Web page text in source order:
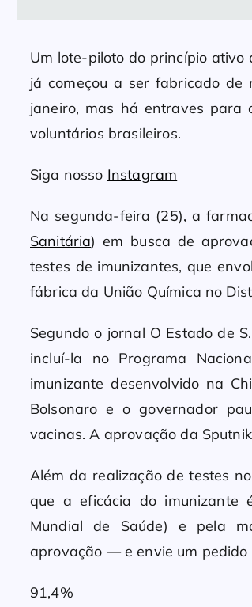
Um lote-piloto do princípio ativo
já começou a ser fabricado de
janeiro, mas há entraves para
voluntários brasileiros.
Siga nosso Instagram
Na segunda-feira (25), a
Sanitária) em busca de
testes de imunizantes, que
fábrica da União Química no
Segundo o jornal O Estado de
incluí-la no Programa
imunizante desenvolvido na
Bolsonaro e o governador
vacinas. A aprovação da
Além da realização de testes
que a eficácia do
Mundial de Saúde) e pela
aprovação — e envie um pedido
91,4%